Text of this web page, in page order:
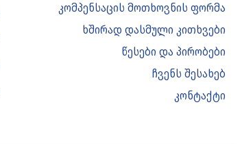
კომპენსაცის მოთხოვნის ფორმა
ხშირად დასმული კითხვები
წესები და პირობები
ჩვენს შესახებ
კონტაქტი